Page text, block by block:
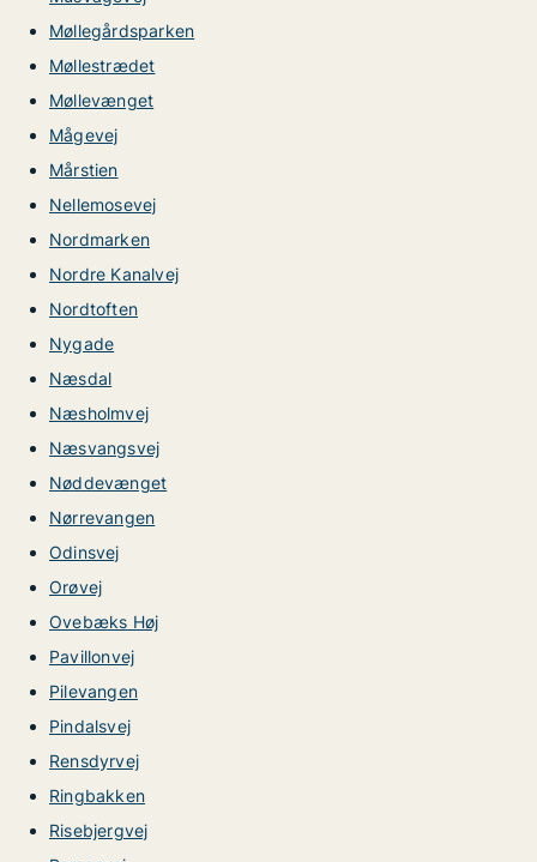
Møllegårdsparken
Møllestrædet
Møllevænget
Mågevej
Mårstien
Nellemosevej
Nordmarken
Nordre Kanalvej
Nordtoften
Nygade
Næsdal
Næsholmvej
Næsvangsvej
Nøddevænget
Nørrevangen
Odinsvej
Orøvej
Ovebæks Høj
Pavillonvej
Pilevangen
Pindalsvej
Rensdyrvej
Ringbakken
Risebjergvej